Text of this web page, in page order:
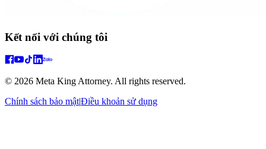
Kết nối với chúng tôi
© 2026 Meta King Attorney. All rights reserved.
Chính sách bảo mật|Điều khoản sử dụng